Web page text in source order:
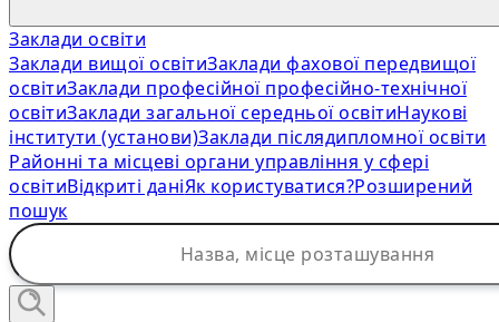
Заклади освіти
Заклади вищої освітиЗаклади фахової передвищої
освітиЗаклади професійної професійно-технічної
освітиЗаклади загальної середньої освітиНаукові
інститути (установи)Заклади післядипломної освіти
Районні та місцеві органи управління у сфері
освітиВідкриті даніЯк користуватися?Розширений
пошук